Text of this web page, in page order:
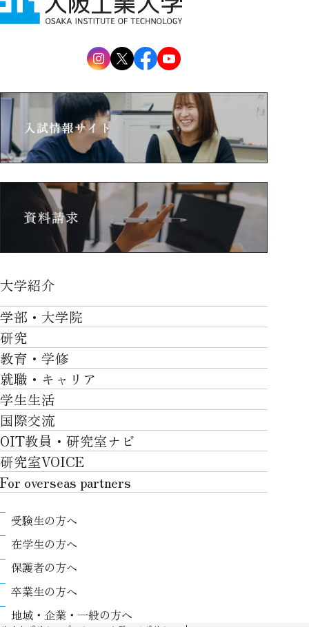
大学紹介
大学紹介TOP
OVER THE LIMIT
大学について
施設一覧
社会・地域・高大連携
川上村での取り組み
アクセス
ポリシー/コンプライアンス
卒業生VOICE
学部・大学院
学部・大学院TOP
工学部
ロボティクス＆デザイン工学部
情報科学部
知的財産学部
工学研究科
ロボティクス＆デザイン工学研究科
知的財産専門職大学院
研究
研究TOP
研究について
産官学連携
教育・学修
教育・学修TOP
卒業時質保証を担う独自の教育システム
自律学修
学習支援
リカレント教育プログラム
高大接続
教職課程
教育センター
履修、授業、試験について
シラバス
FD活動
就職・キャリア
就職・キャリアTOP
就職サポート
キャリア形成
インターンシップ
学生生活
学生生活TOP
キャンパスライフ
課外活動
学費
奨学金
生活支援
情報センター
証明書発行について（在学生向け）
保健室
国際交流
国際交流TOP
グローバルな人材育成
国際交流プログラムについて
国際交流プログラムのサポート体制等
キャンパス内での国際交流
国際交流センター
OIT教員・研究室ナビ
研究室VOICE
For overseas partners
About
Research
International (Exchange students / Overseas
partners)
Contact
受験生の方へ
在学生の方へ
保護者の方へ
卒業生の方へ
地域・企業・一般の方へ